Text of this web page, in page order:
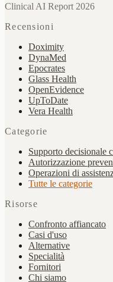
Clinical AI Report 2026
Recensioni
Doximity
DynaMed
Epocrates
Glass Health
OpenEvidence
UpToDate
Vera Health
Categorie
Supporto decisionale
Autorizzazione
Operazioni di
Tutte le categorie
Risorse
Confronto affiancato
Casi d'uso
Alternative
Specialità
Fornitori
Chi siamo